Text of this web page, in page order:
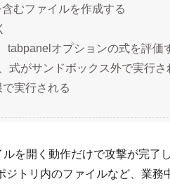
むファイルを作成する
tabpanelオプションの式を評価
式がサンドボックス外で実行さ
実行される
を開く動作だけで攻撃が完了し
ジトリ内のファイルなど、業務